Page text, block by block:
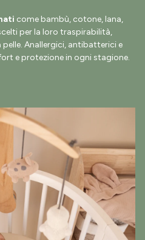
come bambù, cotone, lana,
per la loro traspirabilità,
Anallergici, antibatterici e
e protezione in ogni stagione.